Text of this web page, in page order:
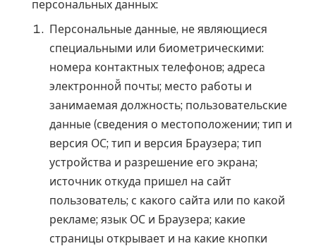
персональных данных:
Персональные данные, не являющиеся
специальными или биометрическими:
номера контактных телефонов; адреса
электронной̆ почты; место работы и
занимаемая должность; пользовательские
данные (сведения о местоположении; тип и
версия ОС; тип и версия Браузера; тип
устройства и разрешение его экрана;
источник откуда пришел на сайт
пользователь; с какого сайта или по какой
рекламе; язык ОС и Браузера; какие
страницы открывает и на какие кнопки